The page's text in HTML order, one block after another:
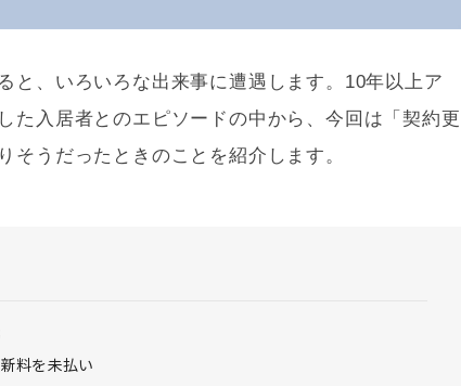
と、いろいろな出来事に遭遇します。10年以上ア
た入居者とのエピソードの中から、今回は「契約更
そうだったときのことを紹介します。
料を未払い